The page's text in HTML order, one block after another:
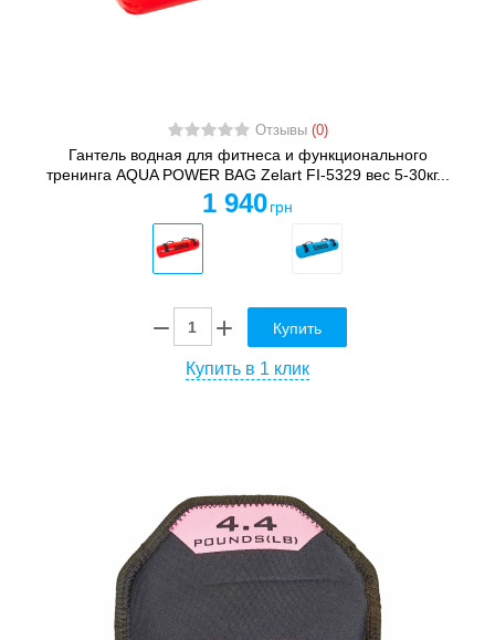
Отзывы (0)
Гантель водная для фитнеса и функционального
тренинга AQUA POWER BAG Zelart FI-5329 вес 5-30кг...
1 940 грн
Купить
Купить в 1 клик